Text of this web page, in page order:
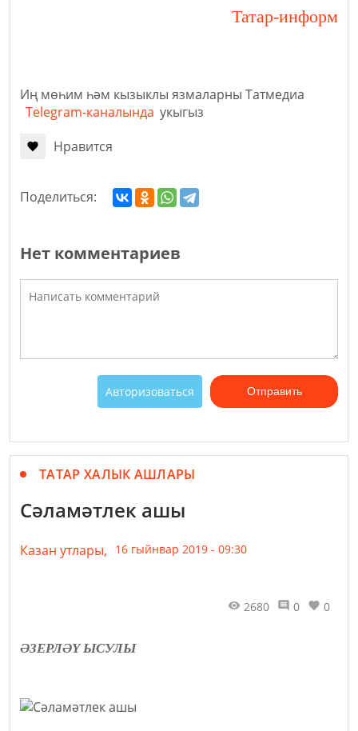
Татар-информ
Иң мөһим һәм кызыклы язмаларны Татмедиа
Telegram-каналында укыгыз
Нравится
Поделиться:
Нет комментариев
Авторизоваться Отправить
ТАТАР ХАЛЫК АШЛАРЫ
Сәламәтлек ашы
Казан утлары, 16 гыйнвар 2019 - 09:30
2680 0 0
ӘЗЕРЛӘҮ ЫСУЛЫ